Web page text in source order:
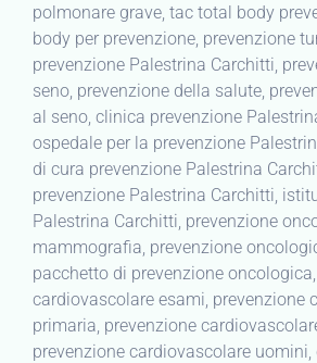
polmonare grave, tac total body
body per prevenzione, prevenzione
prevenzione Palestrina Carchitti,
seno, prevenzione della salute,
al seno, clinica prevenzione
ospedale per la prevenzione
di cura prevenzione Palestrina
prevenzione Palestrina Carchitti,
Palestrina Carchitti, prevenzione
mammografia, prevenzione
pacchetto di prevenzione
cardiovascolare esami, prevenzione
primaria, prevenzione
prevenzione cardiovascolare uomini,